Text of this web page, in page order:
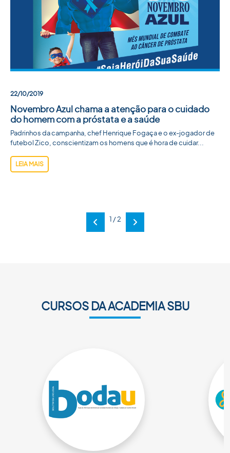
22/10/2019
Novembro Azul chama a atenção para o cuidado
do homem com a próstata e a saúde
Padrinhos da campanha, chef Henrique Fogaça e o ex-jogador de
futebol Zico, conscientizam os homens que é hora de cuidar...
LEIA MAIS
Anterior
1 / 2
Próxima
CURSOS DA ACADEMIA SBU